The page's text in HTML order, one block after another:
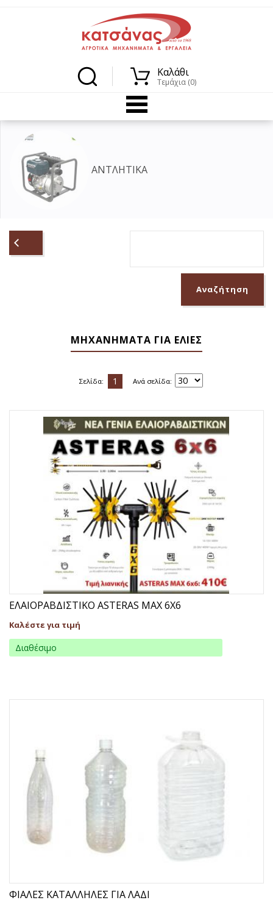
Καλάθι
Τεμάχια (0)
ΑΝΤΑΛΛΑΚΤΙΚΑ ΤΡΑΚΤΕΡ UTB/UNIVERSAL
ΜΗΧΑΝΗΜΑΤΑ ΓΙΑ ΕΛΙΕΣ
Σελίδα: 1 Ανά σελίδα:
ΕΛΑΙΟΡΑΒΔΙΣΤΙΚΟ ASTERAS MAX 6X6
Καλέστε για τιμή
Διαθέσιμο
ΦΙΑΛΕΣ ΚΑΤΑΛΛΗΛΕΣ ΓΙΑ ΛΑΔΙ